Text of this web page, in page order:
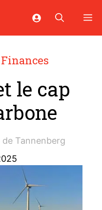
Finances
le cap
de Tannenberg